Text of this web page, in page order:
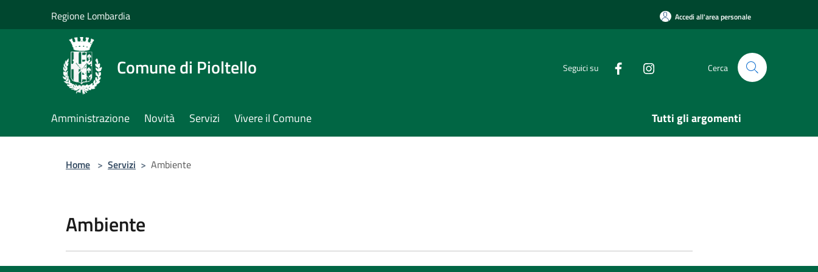
Regione Lombardia Accedi all'area personale
Comune di Pioltello Seguici su Cerca
Amministrazione Novità Servizi Vivere il Comune Tutti gli argomenti
Home > Servizi > Ambiente
Ambiente